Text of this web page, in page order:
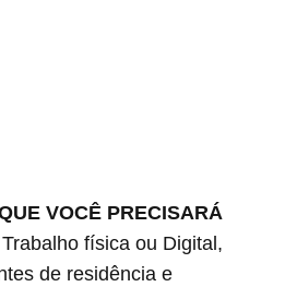
VOCÊ PRECISARÁ
física ou Digital,
de residência e